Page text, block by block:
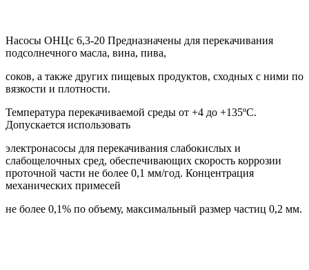
Насосы ОНЦс 6,3-20 Предназначены для перекачивания
подсолнечного масла, вина, пива,
соков, а также других пищевых продуктов, сходных с ними по
вязкости и плотности.
Температура перекачиваемой среды от +4 до +135ºС.
Допускается использовать
электронасосы для перекачивания слабокислых и
слабощелочных сред, обеспечивающих скорость коррозии
проточной части не более 0,1 мм/год. Концентрация
механических примесей
не более 0,1% по объему, максимальный размер частиц 0,2 мм.